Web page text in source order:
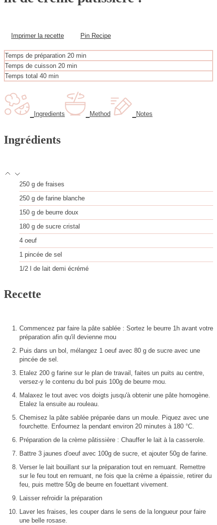
Imprimer la recette Pin Recipe
Temps de préparation 20m
i
n
u
t
e
min
Temps de cuisson 20m
n
t
e
min
Temps total 40m
t
min
Ingredients Method Notes
Ingrédients
250 g de fraises
250 g de farine blanche
150 g de beurre doux
180 g de sucre cristal
4 oeuf
1 pincée de sel
1/2 l de lait demi écrémé
Recette
Commencez par faire la pâte sablée : Sortez le beurre 1h avant votre
préparation afin qu'il devienne mou
Puis dans un bol, mélangez 1 oeuf avec 80 g de sucre avec une
pincée de sel.
Etalez 200 g farine sur le plan de travail, faites un puits au centre,
versez-y le contenu du bol puis 100g de beurre mou.
Malaxez le tout avec vos doigts jusqu'à obtenir une pâte homogène.
Etalez la ensuite au rouleau.
Chemisez la pâte sablée préparée dans un moule. Piquez avec une
fourchette. Enfournez la pendant environ 20 minutes à 180 °C.
Préparation de la crème pâtissière : Chauffer le lait à la casserole.
Battre 3 jaunes d'oeuf avec 100g de sucre, et ajouter 50g de farine.
Verser le lait bouillant sur la préparation tout en remuant. Remettre
sur le feu tout en remuant, ne fois que la crème a épaissie, retirer du
feu, puis mettre 50g de beurre en fouettant vivement.
Laisser refroidir la préparation
Laver les fraises, les couper dans le sens de la longueur pour faire
une belle rosase.